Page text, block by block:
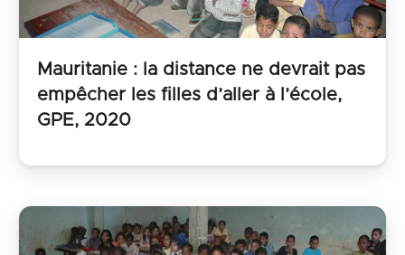
Mauritanie : la distance ne devrait pas
empêcher les filles d’aller à l’école,
GPE, 2020